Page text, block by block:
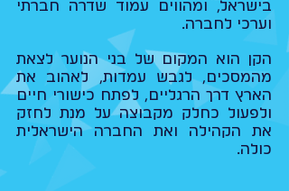
בישראל, ומהווים עמוד שדרה חברתי
וערכי לחברה.
הקן הוא המקום של בני הנוער לצאת
מהמסכים, לגבש עמדות, לאהוב את
הארץ דרך הרגליים, לפתח כישורי חיים
ולפעול כחלק מקבוצה על מנת לחזק
את הקהילה ואת החברה הישראלית
כולה.